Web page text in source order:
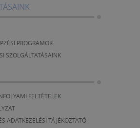
PROGRAMOK
SZOLGÁLTATÁSAINK
FELTÉTELEK
ADATKEZELÉSI TÁJÉKOZTATÓ